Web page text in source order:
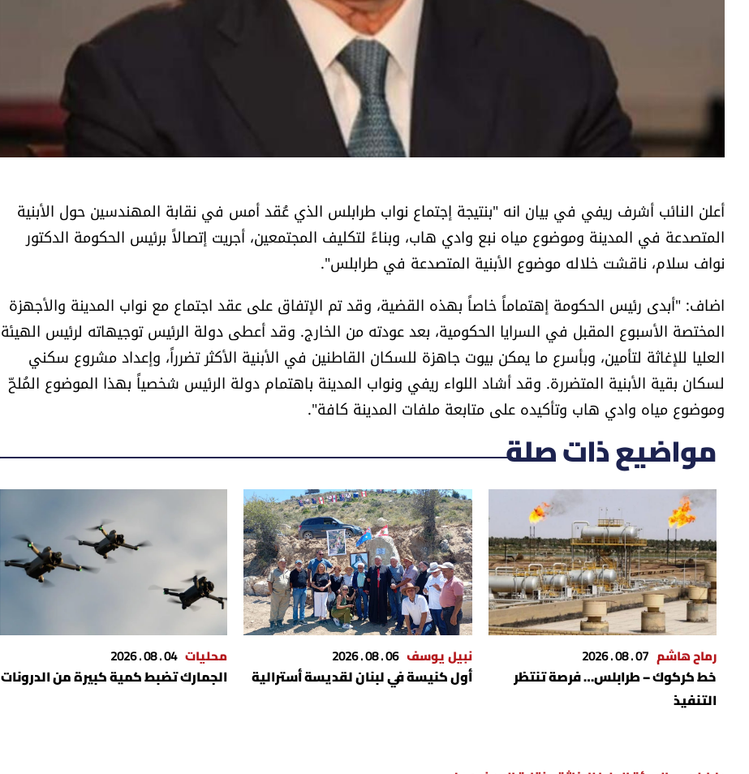
أعلن النائب أشرف ريفي في بيان انه "بنتيجة إجتماع نواب طرابلس الذي عُقد أمس في نقابة المهندسين حول الأبنية
المتصدعة في المدينة وموضوع مياه نبع وادي هاب، وبناءً لتكليف المجتمعين، أجريت إتصالاً برئيس الحكومة الدكتور
نواف سلام، ناقشت خلاله موضوع الأبنية المتصدعة في طرابلس".
اضاف: "أبدى رئيس الحكومة إهتماماً خاصاً بهذه القضية، وقد تم الإتفاق على عقد اجتماع مع نواب المدينة والأجهزة
المختصة الأسبوع المقبل في السرايا الحكومية، بعد عودته من الخارج. وقد أعطى دولة الرئيس توجيهاته لرئيس الهيئة
العليا للإغاثة لتأمين، وبأسرع ما يمكن بيوت جاهزة للسكان القاطنين في الأبنية الأكثر تضرراً، وإعداد مشروع سكني
لسكان بقية الأبنية المتضررة. وقد أشاد اللواء ريفي ونواب المدينة باهتمام دولة الرئيس شخصياً بهذا الموضوع المُلحّ
وموضوع مياه وادي هاب وتأكيده على متابعة ملفات المدينة كافة".
مواضيع ذات صلة
رماح هاشم 07 . 08 . 2026
خط كركوك – طرابلس… فرصة تنتظر
التنفيذ
نبيل يوسف 06 . 08 . 2026
أول كنيسة في لبنان لقديسة أسترالية
محليات 04 . 08 . 2026
الجمارك تضبط كمية كبيرة من الدرونات